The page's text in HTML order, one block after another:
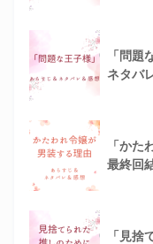
「問題
ネタバ
「か
最終回
「見